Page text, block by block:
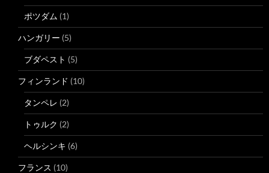
ポツダム (1)
ハンガリー (5)
ブダペスト (5)
フィンランド (10)
タンペレ (2)
トゥルク (2)
ヘルシンキ (6)
フランス (10)